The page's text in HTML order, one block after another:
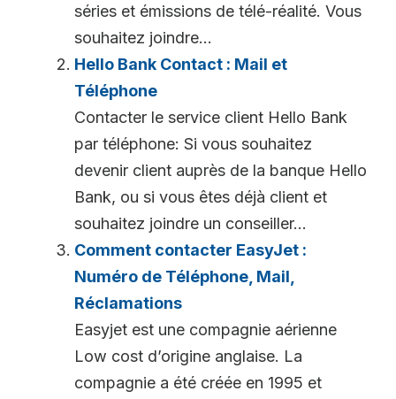
séries et émissions de télé-réalité. Vous
souhaitez joindre...
Hello Bank Contact : Mail et
Téléphone
Contacter le service client Hello Bank
par téléphone: Si vous souhaitez
devenir client auprès de la banque Hello
Bank, ou si vous êtes déjà client et
souhaitez joindre un conseiller...
Comment contacter EasyJet :
Numéro de Téléphone, Mail,
Réclamations
Easyjet est une compagnie aérienne
Low cost d’origine anglaise. La
compagnie a été créée en 1995 et